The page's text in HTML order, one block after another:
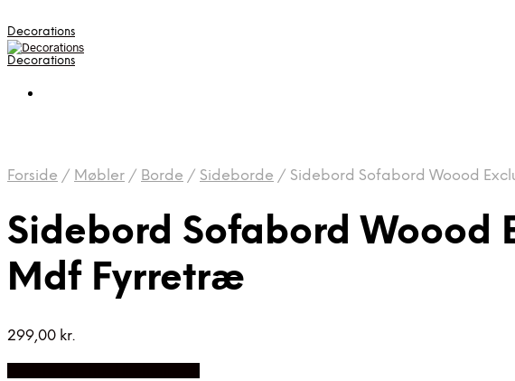
Decorations
Decorations
Forside / Møbler / Borde / Sideborde / Sidebord Sofabord Woood
Sidebord Sofabord Woood
Mdf Fyrretræ
299,00 kr.